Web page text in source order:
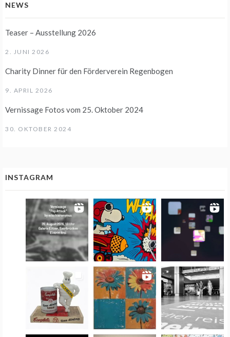
NEWS
Teaser – Ausstellung 2026
2. JUNI 2026
Charity Dinner für den Förderverein Regenbogen
9. APRIL 2026
Vernissage Fotos vom 25. Oktober 2024
30. OKTOBER 2024
INSTAGRAM